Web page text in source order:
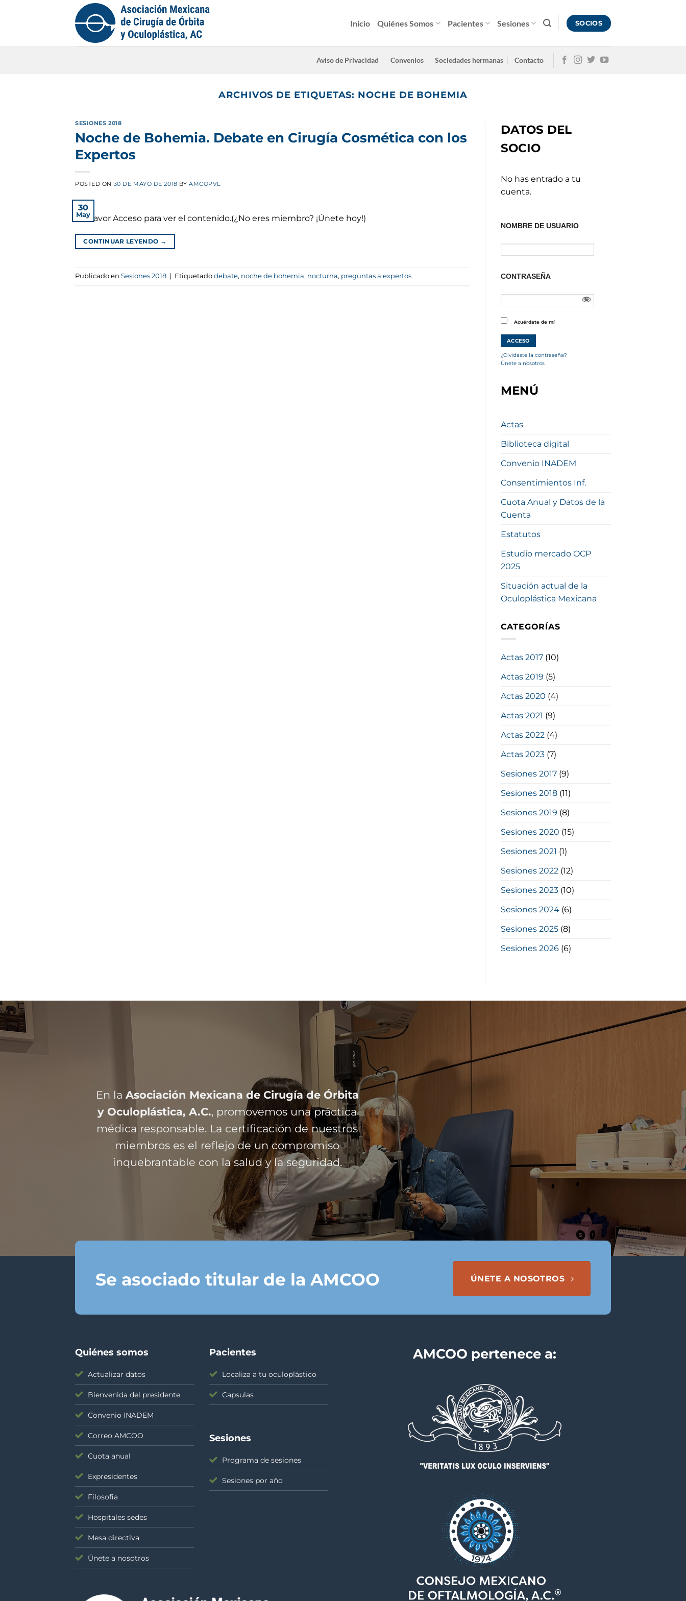
Inicio Quiénes Somos Pacientes Sesiones SOCIOS
Aviso de Privacidad Convenios Sociedades hermanas Contacto
ARCHIVOS DE ETIQUETAS: NOCHE DE BOHEMIA
SESIONES 2018
Noche de Bohemia. Debate en Cirugía Cosmética con los
Expertos
POSTED ON 30 DE MAYO DE 2018 BY AMCOPVL
30
May
Por favor Acceso para ver el contenido.(¿No eres miembro? ¡Únete hoy!)
CONTINUAR LEYENDO →
Publicado en Sesiones 2018 | Etiquetado debate, noche de bohemia, nocturna, preguntas a expertos
DATOS DEL
SOCIO
No has entrado a tu
cuenta.
NOMBRE DE USUARIO
CONTRASEÑA
Acuérdate de mí
¿Olvidaste la contraseña?
Únete a nosotros
MENÚ
Actas
Biblioteca digital
Convenio INADEM
Consentimientos Inf.
Cuota Anual y Datos de la
Cuenta
Estatutos
Estudio mercado OCP
2025
Situación actual de la
Oculoplástica Mexicana
CATEGORÍAS
Actas 2017(10)
Actas 2019 (5)
Actas 2020 (4)
Actas 2021 (9)
Actas 2022(4)
Actas 2023(7)
Sesiones 2017(9)
Sesiones 2018(11)
Sesiones 2019 (8)
Sesiones 2020 (15)
Sesiones 2021 (1)
Sesiones 2022(12)
Sesiones 2023(10)
Sesiones 2024(6)
Sesiones 2025(8)
Sesiones 2026(6)
En la Asociación Mexicana de Cirugía de Órbita
y Oculoplástica, A.C., promovemos una práctica
médica responsable. La certificación de nuestros
miembros es el reflejo de un compromiso
inquebrantable con la salud y la seguridad.
Se asociado titular de la AMCOO ÚNETE A NOSOTROS
Quiénes somos
Actualizar datos
Bienvenida del presidente
Convenio INADEM
Correo AMCOO
Cuota anual
Expresidentes
Filosofia
Hospitales sedes
Mesa directiva
Únete a nosotros
Pacientes
Localiza a tu oculoplástico
Capsulas
Sesiones
Programa de sesiones
Sesiones por año
AMCOO pertenece a: